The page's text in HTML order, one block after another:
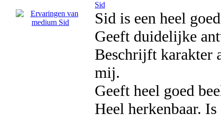
Sid
Sid is een heel
Geeft duidelijke
Beschrijft karakter
mij.
Geeft heel goed
Heel herkenbaar.